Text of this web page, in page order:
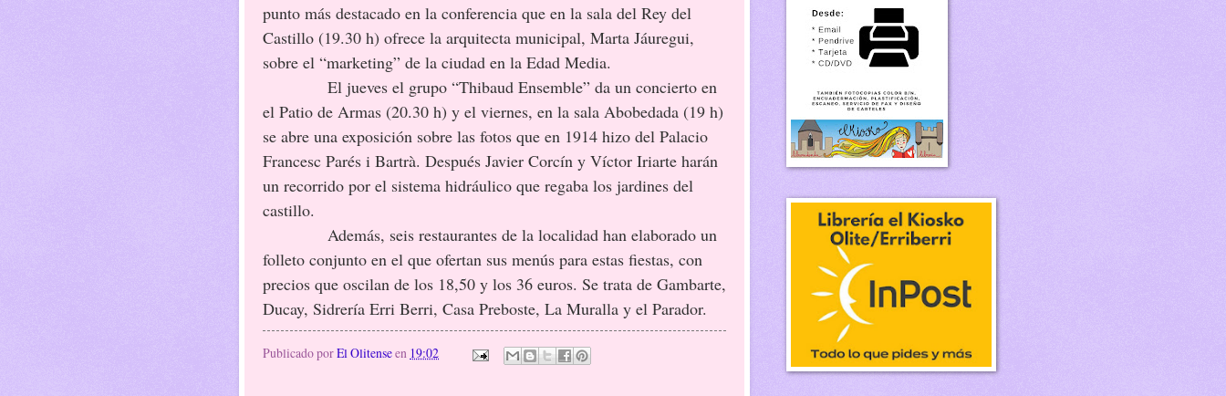
punto más destacado en la conferencia que en la sala del Rey del
Castillo (19.30 h) ofrece la arquitecta municipal, Marta Jáuregui,
sobre el “marketing” de la ciudad en la Edad Media.
El jueves el grupo “Thibaud Ensemble” da un concierto en
el Patio de Armas (20.30 h) y el viernes, en la sala Abobedada (19 h)
se abre una exposición sobre las fotos que en 1914 hizo del Palacio
Francesc Parés i Bartrà. Después Javier Corcín y Víctor Iriarte harán
un recorrido por el sistema hidráulico que regaba los jardines del
castillo.
Además, seis restaurantes de la localidad han elaborado un
folleto conjunto en el que ofertan sus menús para estas fiestas, con
precios que oscilan de los 18,50 y los 36 euros. Se trata de Gambarte,
Ducay, Sidrería Erri Berri, Casa Preboste, La Muralla y el Parador.
Publicado porEl Olitenseen 19:02